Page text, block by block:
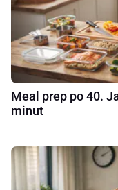
Meal prep po 40.
minut